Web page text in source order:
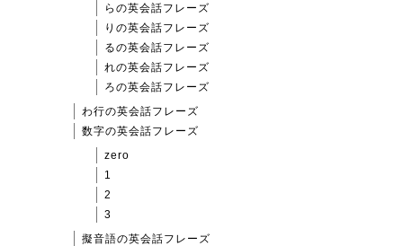
らの英会話フレーズ
りの英会話フレーズ
るの英会話フレーズ
れの英会話フレーズ
ろの英会話フレーズ
わ行の英会話フレーズ
数字の英会話フレーズ
zero
1
2
3
擬音語の英会話フレーズ